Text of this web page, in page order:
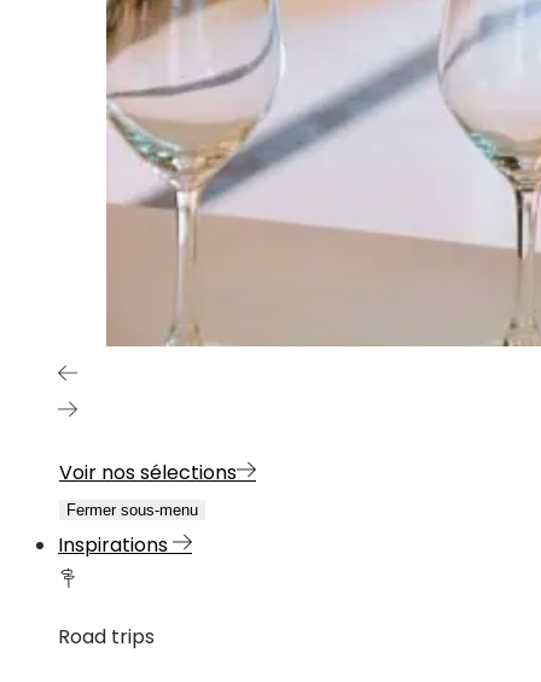
Voir nos sélections
Fermer sous-menu
Inspirations
Road trips